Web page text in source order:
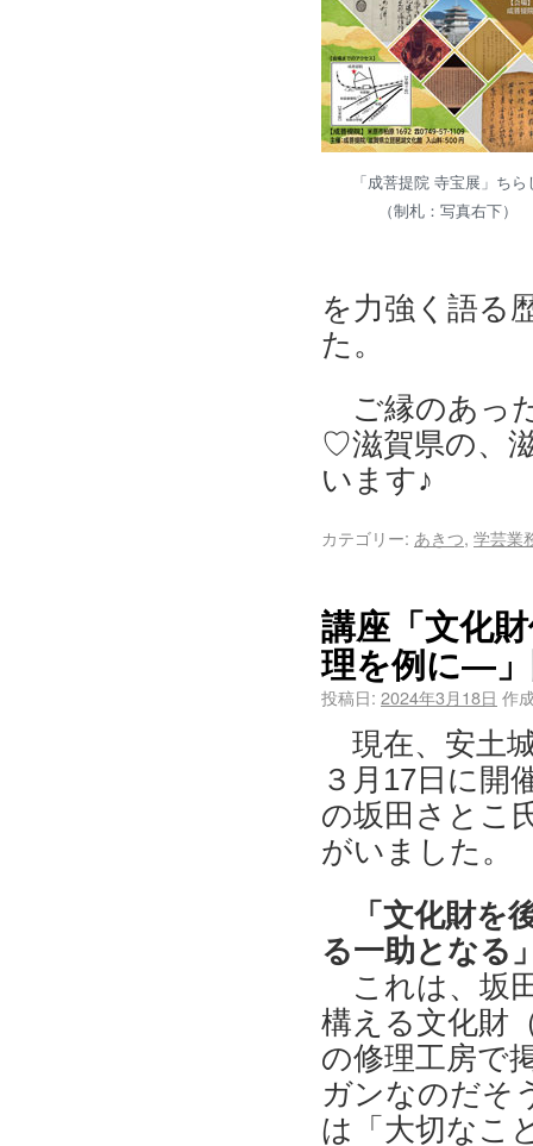
「成菩提院 寺宝展」ちら
（制札：写真右下）
を力強く語る
た。
ご縁のあっ
♡滋賀県の、
います♪
カテゴリー: あきつ, 学芸業
講座「文化
理を例に―
投稿日: 2024年3月18日 作
現在、安土
３月17日に開
の坂田さとこ
がいました。
「文化財を
る一助となる
これは、坂
構える文化財
の修理工房で
ガンなのだそ
は「大切なこ